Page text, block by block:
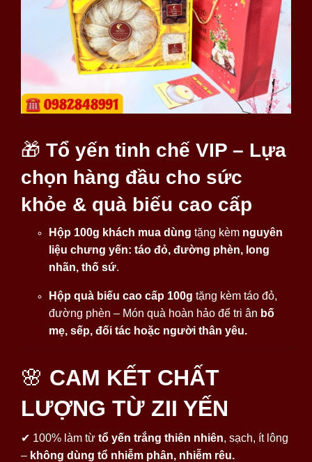
🎁 Tổ yến tinh chế VIP – Lựa
chọn hàng đầu cho sức
khỏe & quà biếu cao cấp
Hộp 100g khách mua dùng tặng kèm nguyên
liệu chưng yến: táo đỏ, đường phèn, long
nhãn, thố sứ.
Hộp quà biếu cao cấp 100g tặng kèm táo đỏ,
đường phèn – Món quà hoàn hảo để tri ân bố
mẹ, sếp, đối tác hoặc người thân yêu.
🌸 CAM KẾT CHẤT
LƯỢNG TỪ ZII YẾN
✔ 100% làm từ tổ yến trắng thiên nhiên, sạch, ít lông
– không dùng tổ nhiễm phân, nhiễm rêu.